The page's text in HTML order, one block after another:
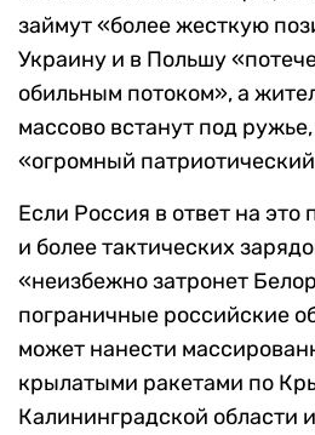
займут «более жесткую
Украину и в Польшу
обильным потоком», а
массово встанут под
«огромный
Если Россия в ответ на это
и более тактических
«неизбежно затронет
пограничные российские
может нанести
крылатыми ракетами по
Калининградской области